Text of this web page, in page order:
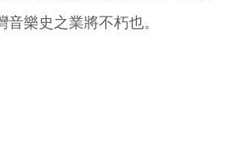
樂史之業將不朽也。